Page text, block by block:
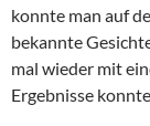
konnte man auf
bekannte
mal wieder mit
Ergebnisse